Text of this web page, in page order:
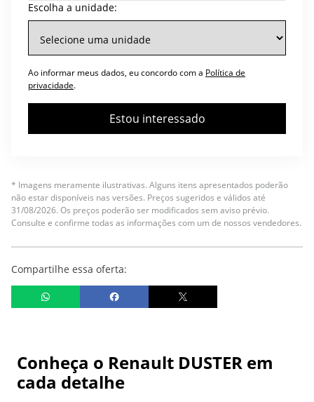
* Imagens meramente ilustrativas. Alguns itens apresentados poderão
não estar disponíveis nas versões. Preços sugeridos e válidos até
31/08/2026. Os preços poderão ser modificados sem aviso prévio.
Consulte e confirme todas as informações com um de nossos vendedores.
Compartilhe essa oferta:
Escolha a unidade:
Ao informar meus dados, eu concordo com a Política de
privacidade.
Estou interessado
Conheça o Renault DUSTER em
cada detalhe